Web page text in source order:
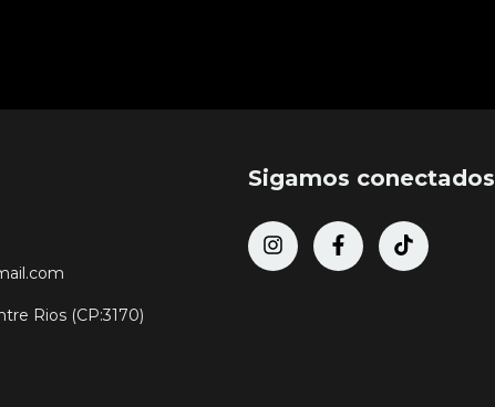
Rios (CP:3170)
Sigamos conectados